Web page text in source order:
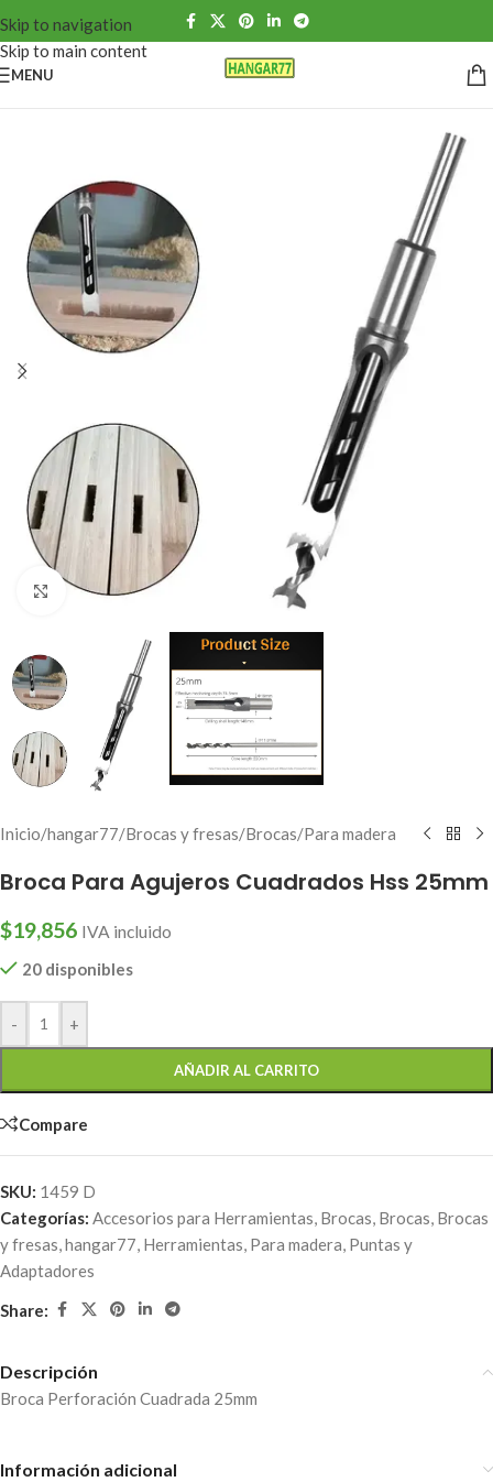
Skip to navigation
Skip to main content
MENU
Click to enlarge
Inicio/hangar77/Brocas y fresas/Brocas/Para madera
Broca Para Agujeros Cuadrados Hss 25mm
$19,856 IVA incluido
20 disponibles
- +
AÑADIR AL CARRITO
Compare
SKU: 1459 D
Categorías: Accesorios para Herramientas, Brocas, Brocas, Brocas
y fresas,hangar77, Herramientas, Para madera, Puntas y
Adaptadores
Share:
Descripción
Broca Perforación Cuadrada 25mm
Información adicional